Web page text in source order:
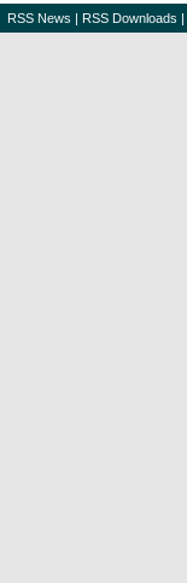
RSS News | RSS Downloads |